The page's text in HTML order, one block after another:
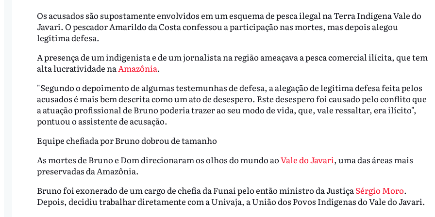
Os acusados são supostamente envolvidos em um esquema de pesca ilegal na Terra Indígena Vale do
Javari. O pescador Amarildo da Costa confessou a participação nas mortes, mas depois alegou
legítima defesa.
A presença de um indigenista e de um jornalista na região ameaçava a pesca comercial ilícita, que tem
alta lucratividade naAmazônia.
"Segundo o depoimento de algumas testemunhas de defesa, a alegação de legítima defesa feita pelos
acusados é mais bem descrita como um ato de desespero. Este desespero foi causado pelo conflito que
a atuação profissional de Bruno poderia trazer ao seu modo de vida, que, vale ressaltar, era ilícito",
pontuou o assistente de acusação.
Equipe chefiada por Bruno dobrou de tamanho
As mortes de Bruno e Dom direcionaram os olhos do mundo aoVale do Javari, uma das áreas mais
preservadas da Amazônia.
Bruno foi exonerado de um cargo de chefia da Funai pelo então ministro da Justiça Sérgio Moro.
Depois, decidiu trabalhar diretamente com a Univaja, a União dos Povos Indígenas do Vale do Javari.